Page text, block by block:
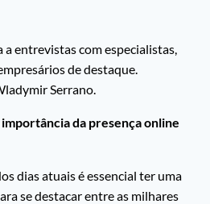
a entrevistas com especialistas,
de destaque.
Serrano.
importância da presença online
dias atuais é essencial ter uma
se destacar entre as milhares